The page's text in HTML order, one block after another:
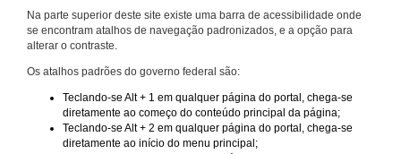
Na parte superior deste site existe uma barra de acessibilidade onde
se encontram atalhos de navegação padronizados, e a opção para
alterar o contraste.
Os atalhos padrões do governo federal são:
Teclando-se Alt + 1 em qualquer página do portal, chega-se
diretamente ao começo do conteúdo principal da página;
Teclando-se Alt + 2 em qualquer página do portal, chega-se
diretamente ao início do menu principal;